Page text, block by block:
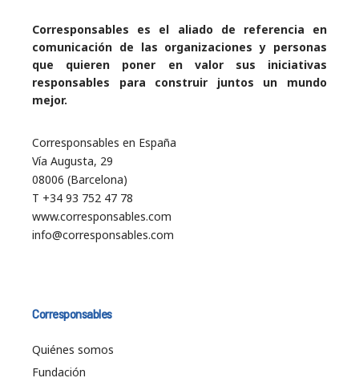
Corresponsables es el aliado de referencia en
comunicación de las organizaciones y personas
que quieren poner en valor sus iniciativas
responsables para construir juntos un mundo
mejor.
Corresponsables en España
Vía Augusta, 29
08006 (Barcelona)
T +34 93 752 47 78
www.corresponsables.com
info@corresponsables.com
Corresponsables
Quiénes somos
Fundación